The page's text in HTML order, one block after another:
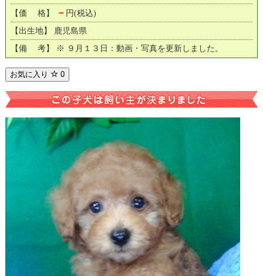
【価 格】 － 円(税込)
【出生地】 鹿児島県
【備 考】 ※ ９月１３日：動画・写真を更新しました。
お気に入り 0